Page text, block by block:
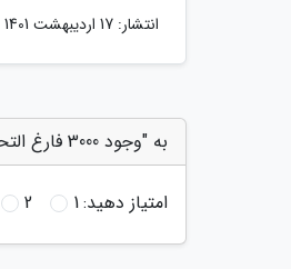
انتشار: 17 اردیبهشت 1401
به "وجود 3000 فارغ التحصیل بیکار در دیار مرغوب ترین پسته دنیا" امتیاز دهید
امتیاز دهید:1
2